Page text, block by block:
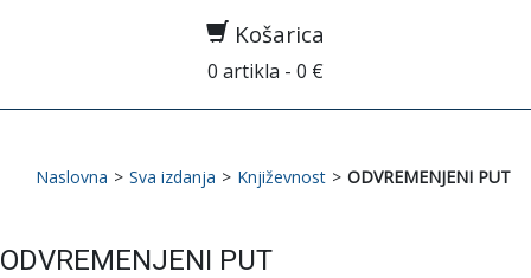
Košarica
0 artikla - 0 €
Naslovna > Sva izdanja > Književnost > ODVREMENJENI PUT
ODVREMENJENI PUT